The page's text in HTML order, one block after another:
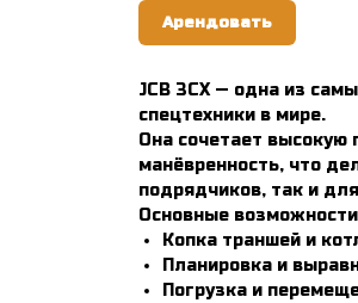
Арендовать
JCB 3CX — одна из
спецтехники в мире.
Она сочетает высокую
манёвренность, что
подрядчиков, так и
Основные возможности
Копка траншей и
Планировка и
Погрузка и